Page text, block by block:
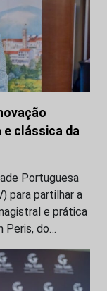
e clássica da
Portuguesa
para partilhar a
e prática
Peris, do…